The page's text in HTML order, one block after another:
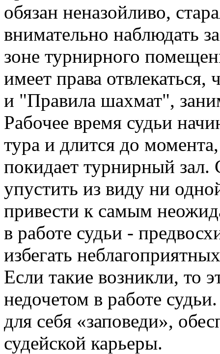
обязан неназойливо,
внимательно наблюдать
зоне турнирного
имеет права отвлекаться,
и "Правила шахмат",
Рабочее время судьи
тура и длится до
покидает турнирный зал.
упустить из виду ни
привести к самым
в работе судьи -
избегать
Если такие возникли, то
недочетом в работе
для себя «заповеди»,
судейской карьеры.